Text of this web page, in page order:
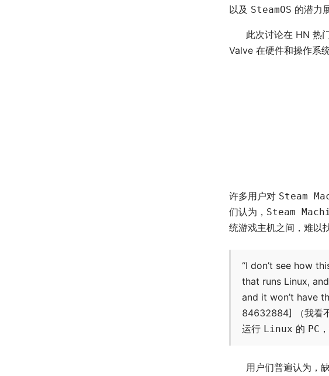
以及 SteamOS 的潜力
此次讨论在 HN 热
Valve 在硬件和操作系
许多用户对 Steam
们认为， Steam
统游戏主机之间，难以
“I don’t see how
that runs Linux,
and it won’t have
84632884] （我看
运行 Linux 的 PC
用户们普遍认为，